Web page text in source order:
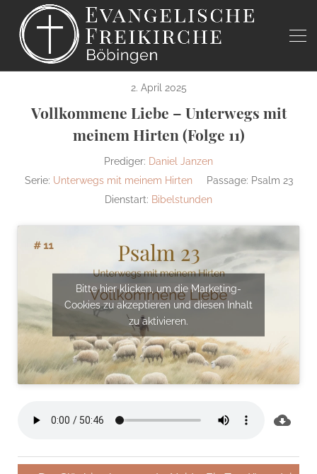
2. April 2025
Vollkommene Liebe – Unterwegs mit
meinem Hirten (Folge 11)
Prediger: Daniel Janzen
Serie: Unterwegs mit meinem Hirten Passage: Psalm 23
Dienstart: Bibelstunden
Bitte hier klicken, um die Marketing-
Cookies zu akzeptieren und diesen Inhalt
zu aktivieren.